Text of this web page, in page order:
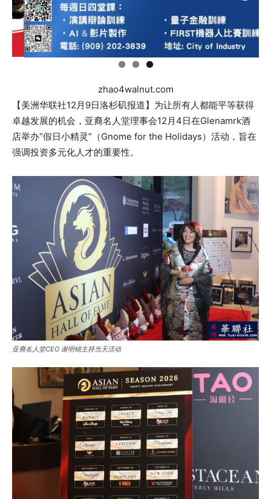
zhao4walnut.com
【美洲华联社12月9日洛杉矶报道】为让所有人都能平等获得
卓越发展的机会，亚裔名人堂理事会12月4日在Glenamrk酒
店举办“假日小精灵”（Gnome for the Holidays）活动，旨在
强调投资多元化人才的重要性。
亚裔名人堂CEO 谢明锦主持当天活动